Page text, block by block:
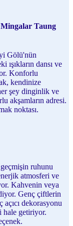
Taung
Gölü'nün
ışıkların dansı ve
Konforlu
kendinize
şey dinginlik ve
akşamların adresi.
noktası.
ruhunu
atmosferi ve
Kahvenin veya
Genç çiftlerin
dekorasyonu
hale getiriyor.